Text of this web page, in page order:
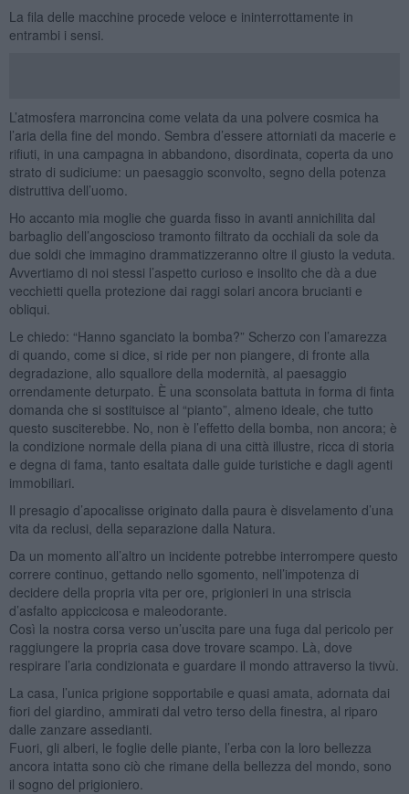
La fila delle macchine procede veloce e ininterrottamente in
entrambi i sensi.
L’atmosfera marroncina come velata da una polvere cosmica ha
l’aria della fine del mondo. Sembra d’essere attorniati da macerie e
rifiuti, in una campagna in abbandono, disordinata, coperta da uno
strato di sudiciume: un paesaggio sconvolto, segno della potenza
distruttiva dell’uomo.
Ho accanto mia moglie che guarda fisso in avanti annichilita dal
barbaglio dell’angoscioso tramonto filtrato da occhiali da sole da
due soldi che immagino drammatizzeranno oltre il giusto la veduta.
Avvertiamo di noi stessi l’aspetto curioso e insolito che dà a due
vecchietti quella protezione dai raggi solari ancora brucianti e
obliqui.
Le chiedo: “Hanno sganciato la bomba?” Scherzo con l’amarezza
di quando, come si dice, si ride per non piangere, di fronte alla
degradazione, allo squallore della modernità, al paesaggio
orrendamente deturpato. È una sconsolata battuta in forma di finta
domanda che si sostituisce al “pianto”, almeno ideale, che tutto
questo susciterebbe. No, non è l’effetto della bomba, non ancora; è
la condizione normale della piana di una città illustre, ricca di storia
e degna di fama, tanto esaltata dalle guide turistiche e dagli agenti
immobiliari.
Il presagio d’apocalisse originato dalla paura è disvelamento d’una
vita da reclusi, della separazione dalla Natura.
Da un momento all’altro un incidente potrebbe interrompere questo
correre continuo, gettando nello sgomento, nell’impotenza di
decidere della propria vita per ore, prigionieri in una striscia
d’asfalto appiccicosa e maleodorante.
Così la nostra corsa verso un’uscita pare una fuga dal pericolo per
raggiungere la propria casa dove trovare scampo. Là, dove
respirare l’aria condizionata e guardare il mondo attraverso la tivvù.
La casa, l’unica prigione sopportabile e quasi amata, adornata dai
fiori del giardino, ammirati dal vetro terso della finestra, al riparo
dalle zanzare assedianti.
Fuori, gli alberi, le foglie delle piante, l’erba con la loro bellezza
ancora intatta sono ciò che rimane della bellezza del mondo, sono
il sogno del prigioniero.